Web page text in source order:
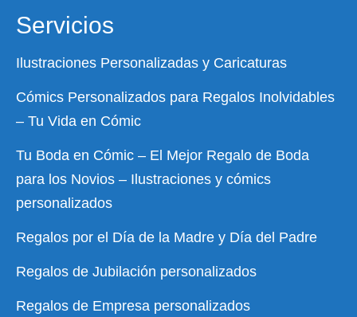
Servicios
Ilustraciones Personalizadas y Caricaturas
Cómics Personalizados para Regalos Inolvidables
– Tu Vida en Cómic
Tu Boda en Cómic – El Mejor Regalo de Boda
para los Novios – Ilustraciones y cómics
personalizados
Regalos por el Día de la Madre y Día del Padre
Regalos de Jubilación personalizados
Regalos de Empresa personalizados